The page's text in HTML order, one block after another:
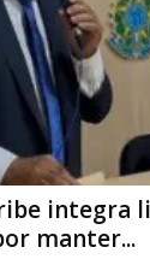
integra
manter...